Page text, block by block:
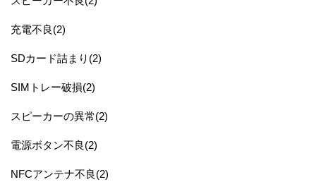
充電不良(2)
SDカード詰まり(2)
SIMトレー破損(2)
スピーカーの異常(2)
電源ボタン不良(2)
NFCアンテナ不良(2)